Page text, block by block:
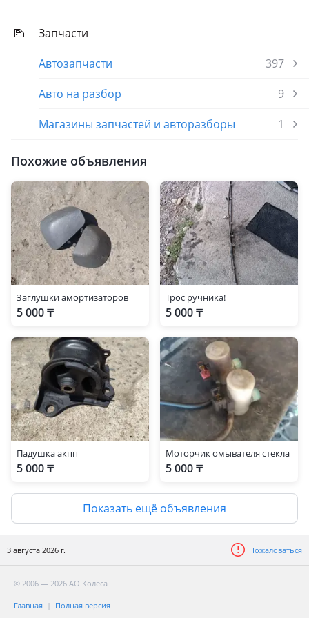
Запчасти
Автозапчасти
397
Авто на разбор
9
Магазины запчастей и авторазборы
1
Похожие объявления
Заглушки амортизаторов
5 000 ₸
Трос ручника!
5 000 ₸
Падушка акпп
5 000 ₸
Моторчик омывателя стекла
5 000 ₸
Показать ещё объявления
3 августа 2026 г. Пожаловаться
© 2006 — 2026 АО Колеса
Главная Полная версия